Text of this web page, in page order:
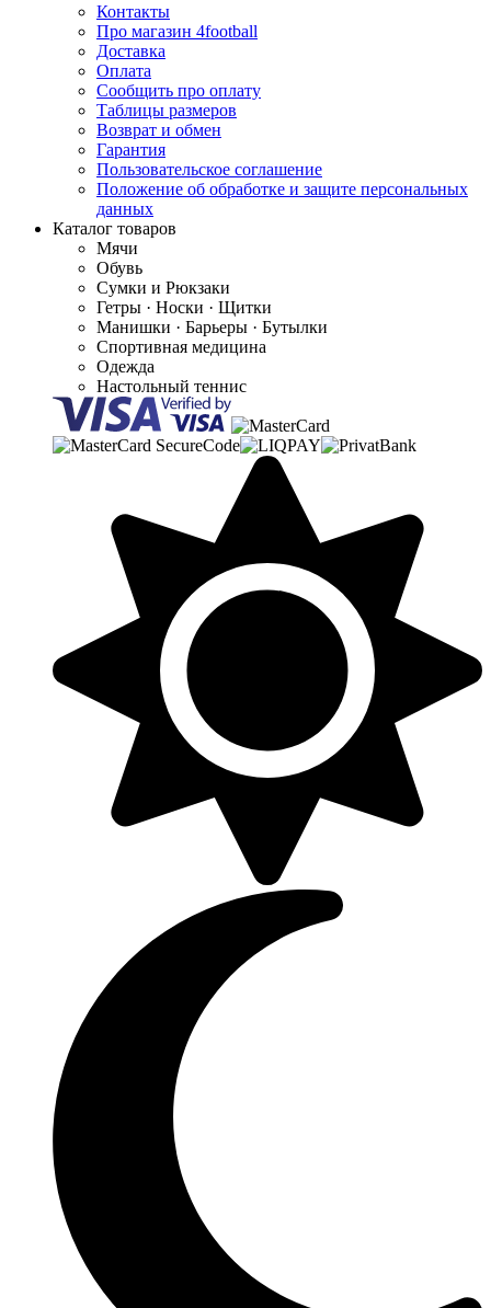
Контакты
Про магазин 4football
Доставка
Оплата
Сообщить про оплату
Таблицы размеров
Возврат и обмен
Гарантия
Пользовательское соглашение
Положение об обработке и защите персональных
данных
Каталог товаров
Мячи
Обувь
Сумки и Рюкзаки
Гетры · Носки · Щитки
Манишки · Барьеры · Бутылки
Спортивная медицина
Одежда
Настольный теннис